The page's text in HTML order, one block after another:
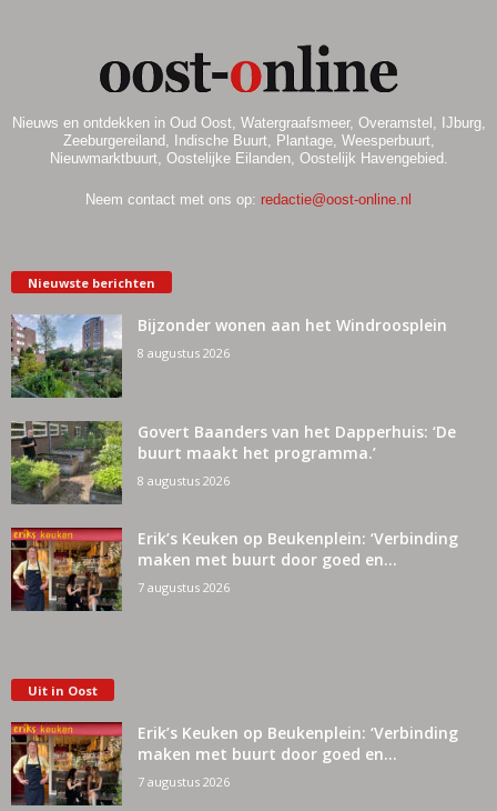
Nieuws en ontdekken in Oud Oost, Watergraafsmeer, Overamstel, IJburg,
Zeeburgereiland, Indische Buurt, Plantage, Weesperbuurt,
Nieuwmarktbuurt, Oostelijke Eilanden, Oostelijk Havengebied.
Neem contact met ons op: redactie@oost-online.nl
Nieuwste berichten
Bijzonder wonen aan het Windroosplein
8 augustus 2026
Govert Baanders van het Dapperhuis: ‘De
buurt maakt het programma.’
8 augustus 2026
Erik’s Keuken op Beukenplein: ‘Verbinding
maken met buurt door goed en...
7 augustus 2026
Uit in Oost
Erik’s Keuken op Beukenplein: ‘Verbinding
maken met buurt door goed en...
7 augustus 2026